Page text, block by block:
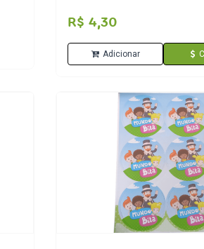
R$ 4,30
Adicionar